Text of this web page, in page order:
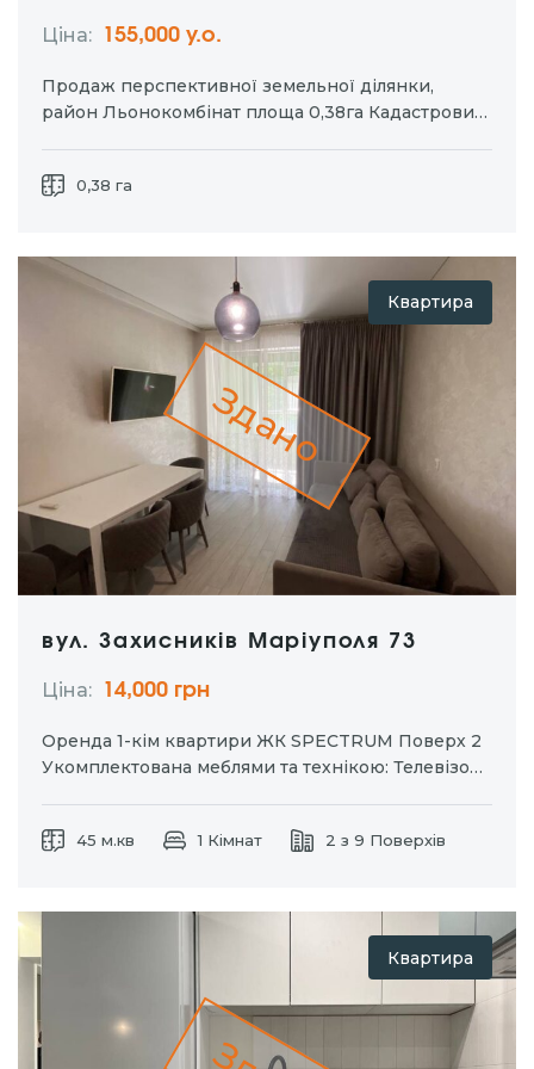
Ціна: 155,000 у.о.
Продаж перспективної земельної ділянки,
район Льонокомбінат площа 0,38га Кадастровий
0,38 га
Квартира
Здано
вул. Захисників Маріуполя 73
Ціна: 14,000 грн
Оренда 1-кім квартири ЖК SPECTRUM Поверх 2
Укомплектована меблями та технікою: Телевізор
45 м2 Без тварин. Ціна: 14 500 грн +
45 м.кв 1 Кімнат 2 з 9 Поверхів
Квартира